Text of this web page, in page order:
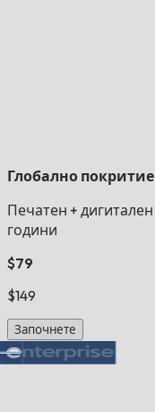
Глобално покритие
Печатен + дигитален
години
$79
$149
Започнете